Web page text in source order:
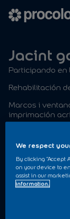
Jacint
Participando en
Rehabilitación
Marcos i
imprimación
ANTES
We respect
By clicking “Accept
on your device to
assist in our
information.